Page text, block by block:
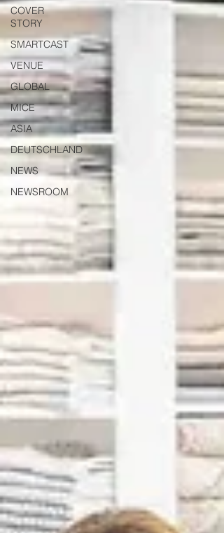
COVER
STORY
SMARTCAST
VENUE
GLOBAL
MICE
ASIA
DEUTSCHLAND
NEWS
NEWSROOM